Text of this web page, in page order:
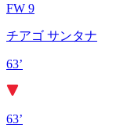
FW 9
チアゴ サンタナ
63’
63’